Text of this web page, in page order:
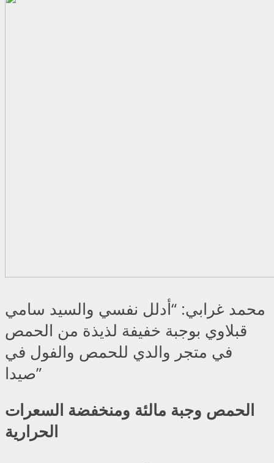
محمد غرابي: “أدلل نفسي والسيد سامي
قبلاوي بوجبة خفيفة لذيذة من الحمص
في متجر والدي للحمص والفول في
صيدا”
الحمص وجبة مالئة ومنخفضة السعرات
الحرارية